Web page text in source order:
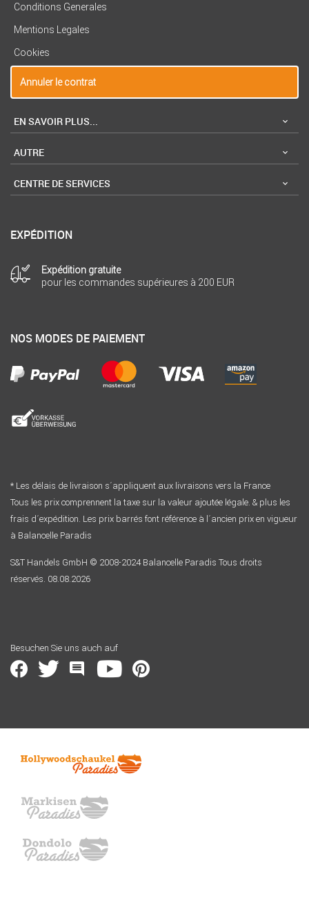
Conditions Generales
Mentions Legales
Cookies
Annuler le contrat
EN SAVOIR PLUS...
AUTRE
CENTRE DE SERVICES
EXPÉDITION
Expédition gratuite
pour les commandes supérieures à 200 EUR
NOS MODES DE PAIEMENT
* Les délais de livraison s´appliquent aux livraisons vers la France
Tous les prix comprennent la taxe sur la valeur ajoutée légale. & plus les
frais d´expédition. Les prix barrés font référence à l´ancien prix en vigueur
à Balancelle Paradis
S&T Handels GmbH © 2008-2024 Balancelle Paradis Tous droits
réservés. 08.08.2026
Besuchen Sie uns auch auf